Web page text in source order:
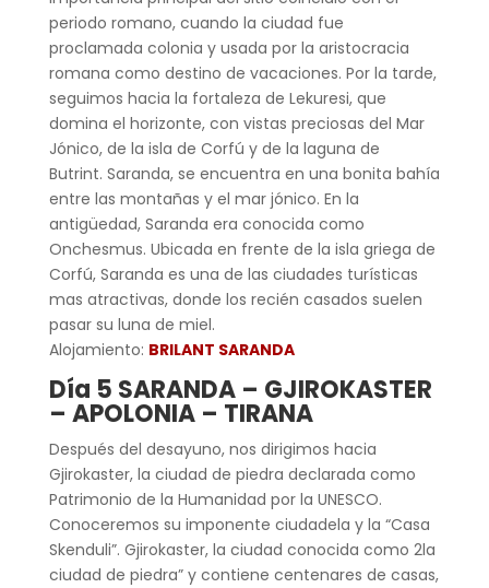
periodo romano, cuando la ciudad fue
proclamada colonia y usada por la aristocracia
romana como destino de vacaciones. Por la tarde,
seguimos hacia la fortaleza de Lekuresi, que
domina el horizonte, con vistas preciosas del Mar
Jónico, de la isla de Corfú y de la laguna de
Butrint. Saranda, se encuentra en una bonita bahía
entre las montañas y el mar jónico. En la
antigüedad, Saranda era conocida como
Onchesmus. Ubicada en frente de la isla griega de
Corfú, Saranda es una de las ciudades turísticas
mas atractivas, donde los recién casados suelen
pasar su luna de miel.
Alojamiento: BRILANT SARANDA
Día 5 SARANDA – GJIROKASTER
– APOLONIA – TIRANA
Después del desayuno, nos dirigimos hacia
Gjirokaster, la ciudad de piedra declarada como
Patrimonio de la Humanidad por la UNESCO.
Conoceremos su imponente ciudadela y la “Casa
Skenduli”. Gjirokaster, la ciudad conocida como 2la
ciudad de piedra” y contiene centenares de casas,